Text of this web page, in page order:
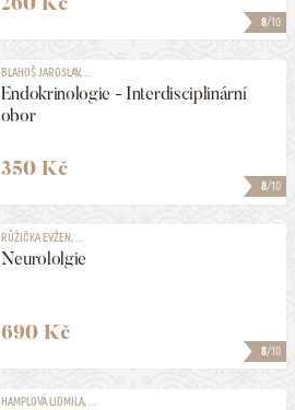
8/10
8/10
BLAHOŠ JAROSLAV, ...
Endokrinologie - Interdisciplinární
obor
350 Kč
8/10
RŮŽIČKA EVŽEN, ...
Neurololgie
690 Kč
HAMPLOVÁ LIDMILA, ...